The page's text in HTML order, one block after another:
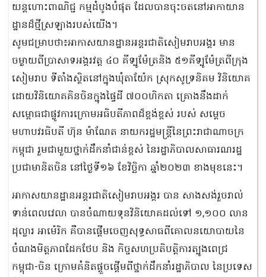
យន្តហោះពាណិជ្ជ កម្មដំបូងបំផុត ដែលបានចុះចតនៅអាកាយាន
ដ្ឋានដ៏ថ្មីស្រឡាងរបស់យើង។
សូមជម្រាបថា៖អាកាសយានដ្ឋានអន្តរជាតិសៀមរាបអង្គរ មាន
ចម្ងាយពីប្រាសាទអង្គរវត្ត ៤០ គីទ្បូម៉ែត្រនិង ៥១គីទ្បូម៉ែត្រពីក្រុង
សៀមរាប ទីតាំងស្ថិតនៅក្នុងឃុំតាយ៉ែក ស្រុកសូទ្រនិគម វិនិយោគ
ដោយវិនិយោគគិនចិនក្នុងផ្ទៃដី ៧០០ហិកតា គ្រោងនឹងដាក់
សម្ពោធជាផ្លូវការក្រោមអធិបតីភាពដ៏ខ្ពង់ខ្ពស់ របស់ សម្តេច
មហាបវរធិបតី ហ៊ុន ម៉ាណែត នាយករដ្ឋមន្ត្រីនៃព្រះរាជាណាចក្រ
កម្ពុជា រួមជាមួយថ្នាក់ដឹកនាំជាន់ខ្ពស់ នៃរដ្ឋាភិបាលសាធារណរដ្ឋ
ប្រជាមានិតចិន នៅថ្ងៃទី១៦ ខែវិច្ឆិកា ឆ្នាំ២០២៣ ខាងមុខនេះ។
អាកាសយានដ្ឋានអន្តរជាតិសៀមរាបអង្គរ បាន សាងសង់រួចរាល់
ទាន់ពេលវេលា បានចំណាយទុនវិនិយោគដល់ទៅ ១,១០០ លាន
ដុល្លារ អាម៉េរិក គឺបានផ្តើមចេញសុទ្ធសាធពីគោលនយោបាយនៃ
ចំណងមិត្តភាពដែកថែប និង កិច្ចសហប្រតិបត្តិការត្បូងពេជ្រ
កម្ពុជា-ចិន ក្រោមគំនិតផ្តួចផ្តើមពីថ្នាក់ដឹកនាំរដ្ឋាភិបាល នៃប្រទេស